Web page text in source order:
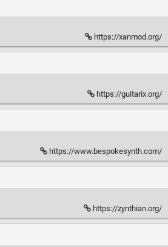
https://xanmod.org/
https://guitarix.org/
https://www.bespokesynth.com/
https://zynthian.org/